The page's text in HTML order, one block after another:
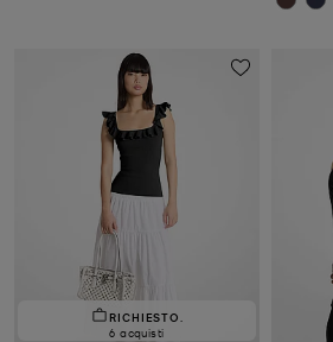
RICHIESTO.
6 acquisti